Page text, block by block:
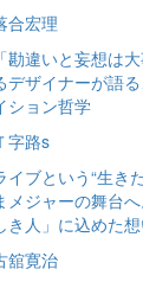
合宏理
「勘違いと妄想は
デザイナーが語
ション哲学
字路s
イブという“生き
メジャーの舞台
き人」に込めた
舘寛治